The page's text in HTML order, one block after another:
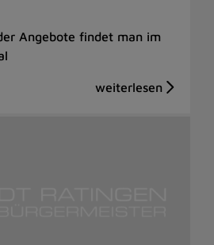
Angebote findet man im